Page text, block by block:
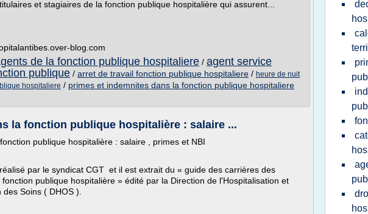
et stagiaires de la fonction publique hospitalière qui assurent...
blog.com
de la fonction publique hospitaliere / agent service
publique / arret de travail fonction publique hospitaliere / heure de nuit
hospitaliere / primes et indemnites dans la fonction publique hospitaliere
la fonction publique hospitalière : salaire ...
publique hospitalière : salaire , primes et NBI
par le syndicat CGT et il est extrait du « guide des carrières des
publique hospitalière » édité par la Direction de l'Hospitalisation et
Soins ( DHOS ).